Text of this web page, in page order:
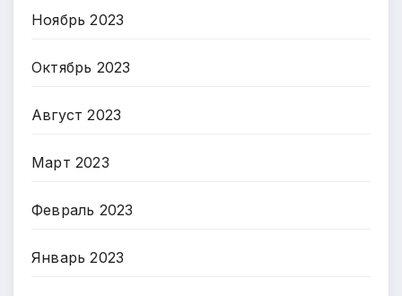
Ноябрь 2023
Октябрь 2023
Август 2023
Март 2023
Февраль 2023
Январь 2023